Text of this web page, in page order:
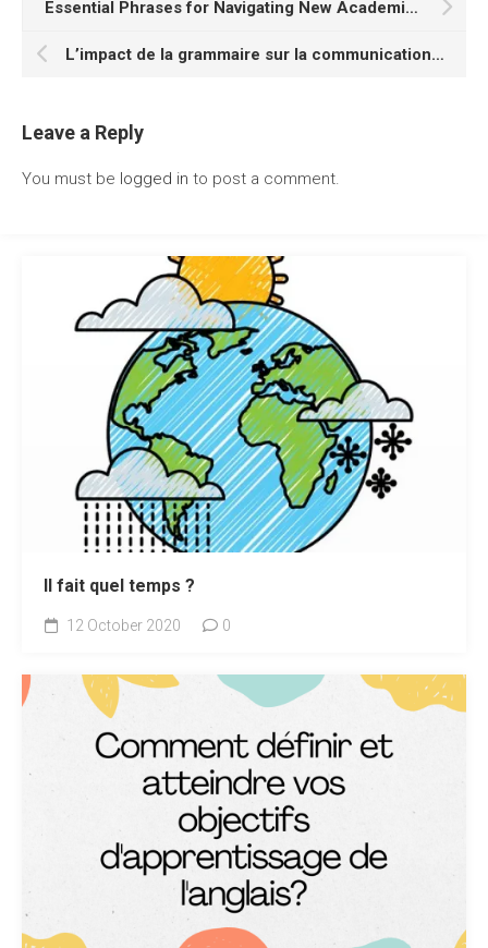
Essential Phrases for Navigating New Academic Adventures In French
L’impact de la grammaire sur la communication professionnelle
Leave a Reply
You must be logged in to post a comment.
Il fait quel temps ?
12 October 2020 0